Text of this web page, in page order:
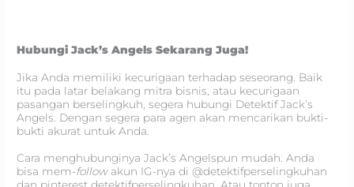
Hubungi Jack’s Angels Sekarang Juga!
Jika Anda memiliki kecurigaan terhadap seseorang. Baik
itu pada latar belakang mitra bisnis, atau kecurigaan
pasangan berselingkuh, segera hubungi Detektif Jack’s
Angels. Dengan segera para agen akan mencarikan bukti-
bukti akurat untuk Anda.
Cara menghubunginya Jack’s Angelspun mudah. Anda
bisa mem-followakun IG-nya di @detektifperselingkuhan